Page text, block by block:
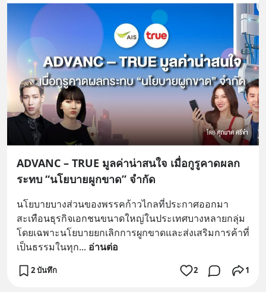
ADVANC – TRUE มูลค่าน่าสนใจ เมื่อกูรูคาดผลก
ระทบ “นโยบายผูกขาด” จำกัด
นโยบายบางส่วนของพรรคก้าวไกลที่ประกาศออกมา
สะเทือนธุรกิจเอกชนขนาดใหญ่ในประเทศบางหลายกลุ่ม
โดยเฉพาะนโยบายยกเลิกการผูกขาดและส่งเสริมการค้าที่
เป็นธรรมในทุก... อ่านต่อ
2 บันทึก 2 1